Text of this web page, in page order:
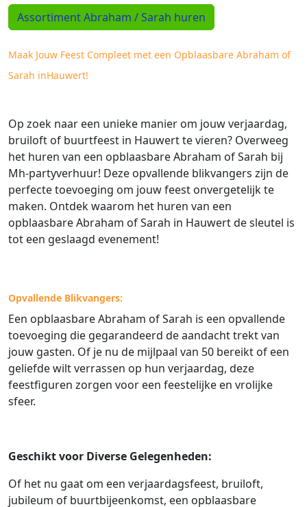
Assortiment Abraham / Sarah huren
Maak Jouw Feest Compleet met een Opblaasbare Abraham of
Sarah inHauwert!
Op zoek naar een unieke manier om jouw verjaardag,
bruiloft of buurtfeest in Hauwert te vieren? Overweeg
het huren van een opblaasbare Abraham of Sarah bij
Mh-partyverhuur! Deze opvallende blikvangers zijn de
perfecte toevoeging om jouw feest onvergetelijk te
maken. Ontdek waarom het huren van een
opblaasbare Abraham of Sarah in Hauwert de sleutel is
tot een geslaagd evenement!
Opvallende Blikvangers:
Een opblaasbare Abraham of Sarah is een opvallende
toevoeging die gegarandeerd de aandacht trekt van
jouw gasten. Of je nu de mijlpaal van 50 bereikt of een
geliefde wilt verrassen op hun verjaardag, deze
feestfiguren zorgen voor een feestelijke en vrolijke
sfeer.
Geschikt voor Diverse Gelegenheden:
Of het nu gaat om een verjaardagsfeest, bruiloft,
jubileum of buurtbijeenkomst, een opblaasbare